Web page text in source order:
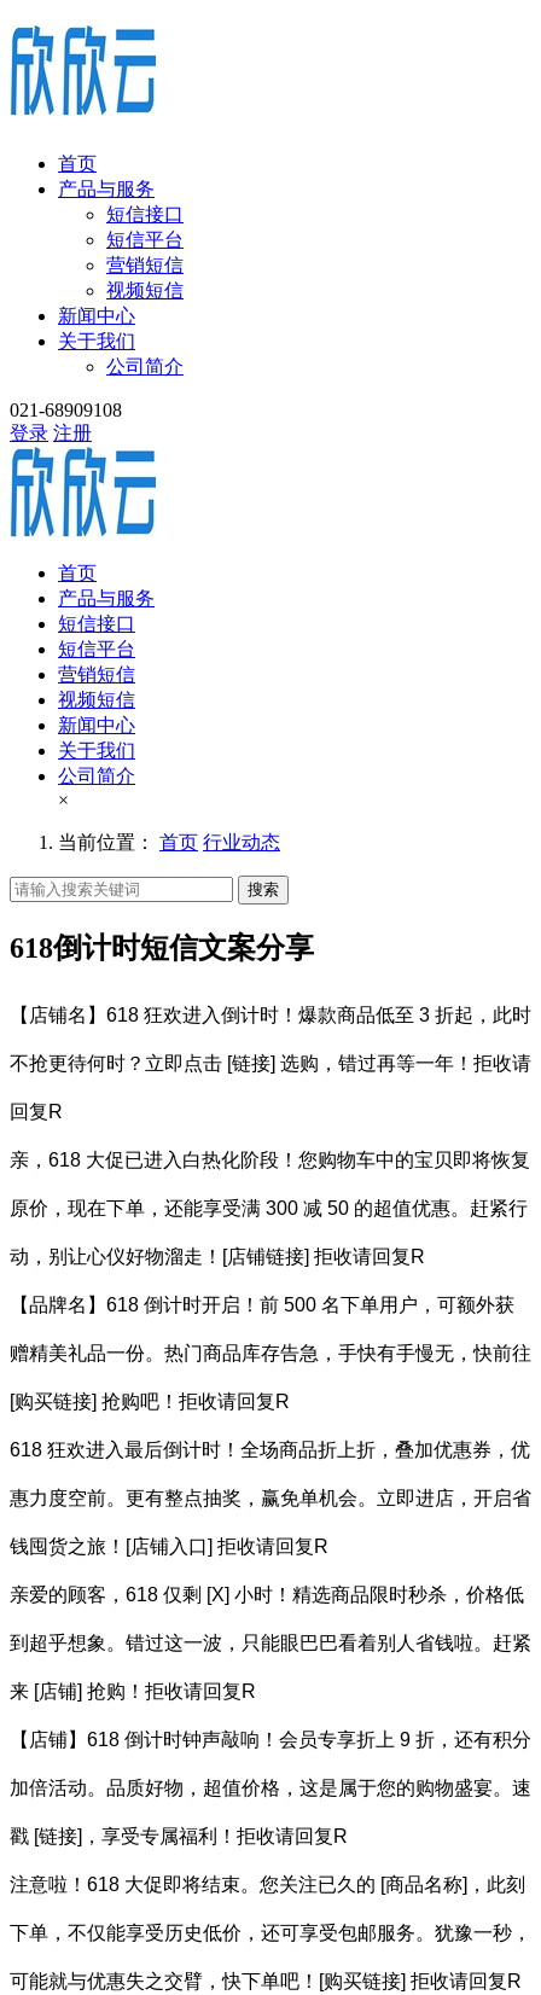
首页
产品与服务
短信接口
短信平台
营销短信
视频短信
新闻中心
关于我们
公司简介
021-68909108
登录 注册
首页
产品与服务
短信接口
短信平台
营销短信
视频短信
新闻中心
关于我们
公司简介
×
当前位置： 首页 行业动态
搜索
618倒计时短信文案分享
【店铺名】618 狂欢进入倒计时！爆款商品低至 3 折起，此时
不抢更待何时？立即点击 [链接] 选购，错过再等一年！拒收请
回复R
亲，618 大促已进入白热化阶段！您购物车中的宝贝即将恢复
原价，现在下单，还能享受满 300 减 50 的超值优惠。赶紧行
动，别让心仪好物溜走！[店铺链接] 拒收请回复R
【品牌名】618 倒计时开启！前 500 名下单用户，可额外获
赠精美礼品一份。热门商品库存告急，手快有手慢无，快前往
[购买链接] 抢购吧！拒收请回复R
618 狂欢进入最后倒计时！全场商品折上折，叠加优惠券，优
惠力度空前。更有整点抽奖，赢免单机会。立即进店，开启省
钱囤货之旅！[店铺入口] 拒收请回复R
亲爱的顾客，618 仅剩 [X] 小时！精选商品限时秒杀，价格低
到超乎想象。错过这一波，只能眼巴巴看着别人省钱啦。赶紧
来 [店铺] 抢购！拒收请回复R
【店铺】618 倒计时钟声敲响！会员专享折上 9 折，还有积分
加倍活动。品质好物，超值价格，这是属于您的购物盛宴。速
戳 [链接]，享受专属福利！拒收请回复R
注意啦！618 大促即将结束。您关注已久的 [商品名称]，此刻
下单，不仅能享受历史低价，还可享受包邮服务。犹豫一秒，
可能就与优惠失之交臂，快下单吧！[购买链接] 拒收请回复R